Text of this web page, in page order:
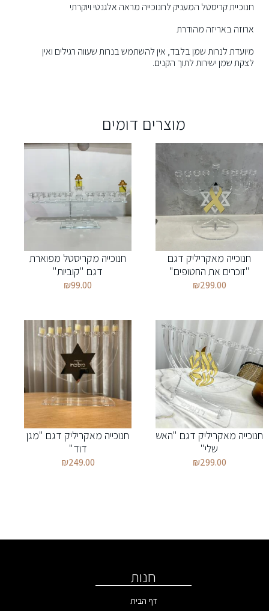
חנוכיית קריסטל המעניק לחנוכייה מראה אלגנטי ויוקרתי
ארוזה באריזה מהודרת
מיועדת לנרות שמן בלבד, אין להשתמש בנרות שעווה רגילים ואין
לצקת שמן ישירות לתוך הקנים.
מוצרים דומים
חנוכייה מאקריליק דגם
"זוכרים את החטופים"
₪299.00
חנוכייה מקריסטל מפוארת
דגם "קוביות"
₪99.00
חנוכייה מאקריליק דגם "האש
שלי"
₪299.00
חנוכייה מאקריליק דגם "מגן
דוד"
₪249.00
חנות
דף הבית